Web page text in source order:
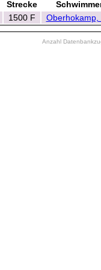
Strecke
1500 F Oberhokamp,
Anzahl